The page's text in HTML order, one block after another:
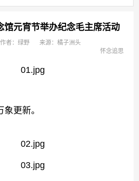
馆元宵节举办纪念毛主席活动
作者：绿野
来源：橘子洲头
怀念追思
更新。